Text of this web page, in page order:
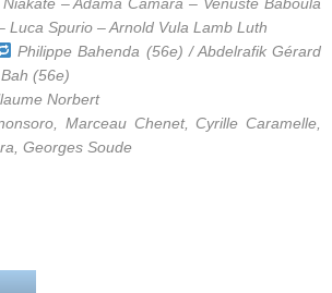
Luca Spurio – Arnold Vula Lamb Luth
Philippe Bahenda (56e) / Abdelrafik Gérard
(56e)
Norbert
Marceau Chenet, Cyrille Caramelle,
Georges Soude